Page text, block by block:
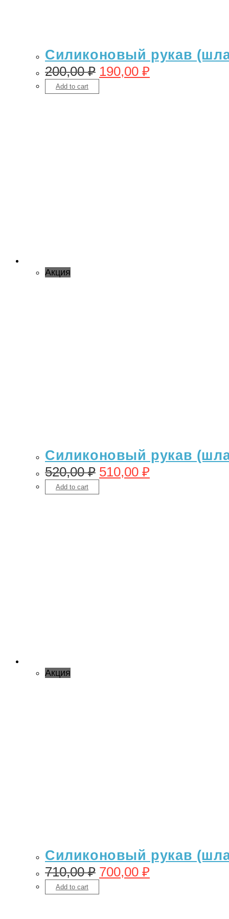
Силиконовый рукав
200,00₽ 190,00 ₽
Add to cart
Акция
Силиконовый рукав
520,00₽ 510,00 ₽
Add to cart
Акция
Силиконовый рукав
710,00₽ 700,00 ₽
Add to cart